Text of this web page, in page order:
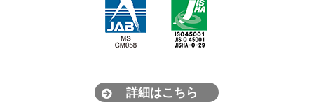
詳細はこちら